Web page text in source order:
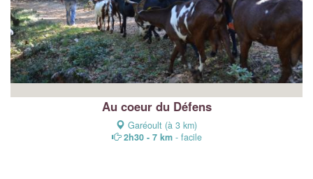
Au coeur du Défens
Garéoult (à 3 km)
2h30 - 7 km- facile